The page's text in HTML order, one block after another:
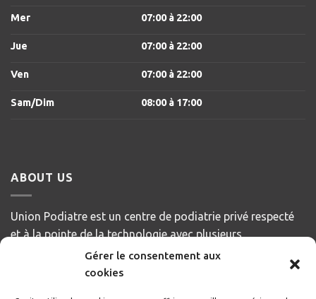
Gérer le consentement aux
cookies
Mer 07:00à 22:00
Jue 07:00à 22:00
Ven 07:00à 22:00
Sam/Dim 08:00à 17:00
ABOUT US
Union Podiatre est un centre de podiatrie privé respecté
et à la pointe de la technologie avec plusieurs
emplacements dans la grande région de Montréal et à
Gatineau. Notre objectif est de servir et de répondre aux